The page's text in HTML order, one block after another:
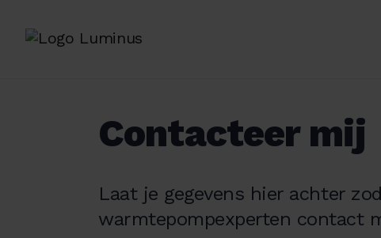
Contacteer mij
Laat je gegevens hier achter
warmtepompexperten contact